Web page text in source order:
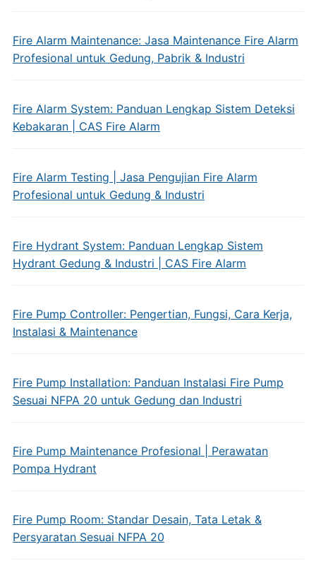
Fire Alarm Maintenance: Jasa Maintenance Fire Alarm
Profesional untuk Gedung, Pabrik & Industri
Fire Alarm System: Panduan Lengkap Sistem Deteksi
Kebakaran | CAS Fire Alarm
Fire Alarm Testing | Jasa Pengujian Fire Alarm
Profesional untuk Gedung & Industri
Fire Hydrant System: Panduan Lengkap Sistem
Hydrant Gedung & Industri | CAS Fire Alarm
Fire Pump Controller: Pengertian, Fungsi, Cara Kerja,
Instalasi & Maintenance
Fire Pump Installation: Panduan Instalasi Fire Pump
Sesuai NFPA 20 untuk Gedung dan Industri
Fire Pump Maintenance Profesional | Perawatan
Pompa Hydrant
Fire Pump Room: Standar Desain, Tata Letak &
Persyaratan Sesuai NFPA 20